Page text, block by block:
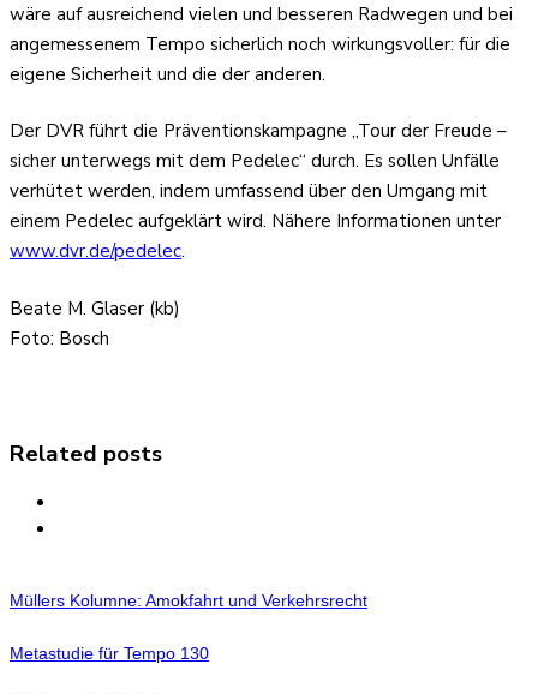
wäre auf ausreichend vielen und besseren Radwegen und bei
angemessenem Tempo sicherlich noch wirkungsvoller: für die
eigene Sicherheit und die der anderen.
Der DVR führt die Präventionskampagne „Tour der Freude –
sicher unterwegs mit dem Pedelec“ durch. Es sollen Unfälle
verhütet werden, indem umfassend über den Umgang mit
einem Pedelec aufgeklärt wird. Nähere Informationen unter
www.dvr.de/pedelec.
Beate M. Glaser (kb)
Foto: Bosch
Related posts
Müllers Kolumne: Amokfahrt und Verkehrsrecht
Metastudie für Tempo 130